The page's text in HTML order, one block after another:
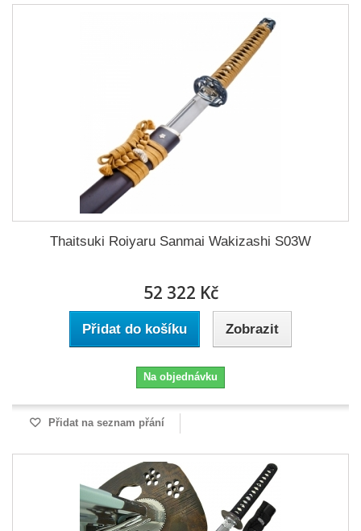
Thaitsuki Roiyaru Sanmai Wakizashi S03W
52 322 Kč
Přidat do košíku Zobrazit
Na objednávku
Přidat na seznam přání